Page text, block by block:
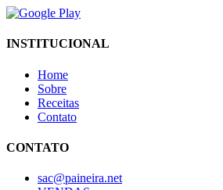
INSTITUCIONAL
Home
Sobre
Receitas
Contato
CONTATO
sac@paineira.net